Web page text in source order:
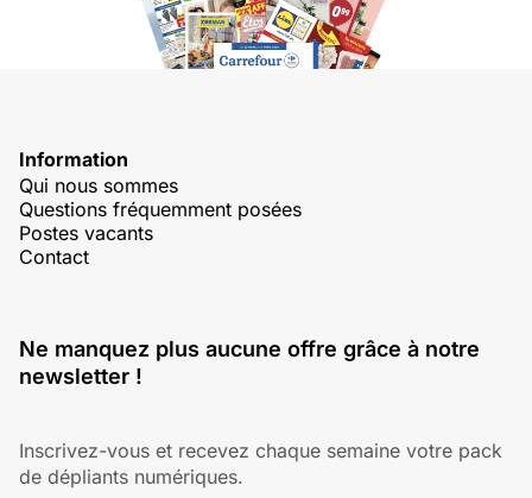
Information
Qui nous sommes
Questions fréquemment posées
Postes vacants
Contact
Ne manquez plus aucune offre grâce à notre
newsletter !
Inscrivez-vous et recevez chaque semaine votre pack
de dépliants numériques.